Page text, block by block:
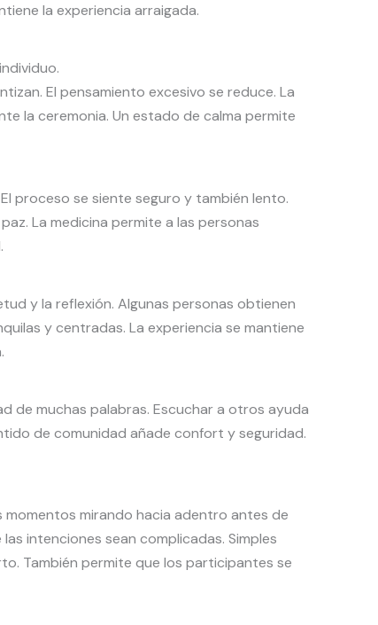
la experiencia arraigada.
El pensamiento excesivo se reduce. La
la ceremonia. Un estado de calma permite
proceso se siente seguro y también lento.
La medicina permite a las personas
y la reflexión. Algunas personas obtienen
y centradas. La experiencia se mantiene
de muchas palabras. Escuchar a otros ayuda
de comunidad añade confort y seguridad.
mirando hacia adentro antes de
intenciones sean complicadas. Simples
También permite que los participantes se